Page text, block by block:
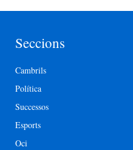
Seccions
Cambrils
Política
Successos
Esports
Oci